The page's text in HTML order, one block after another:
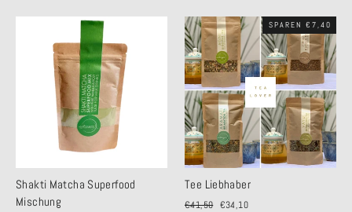
Shakti Matcha Superfood
Mischung
SPAREN €7,40
Tee Liebhaber
Normaler
€41,50 Sonderpreis
€34,10